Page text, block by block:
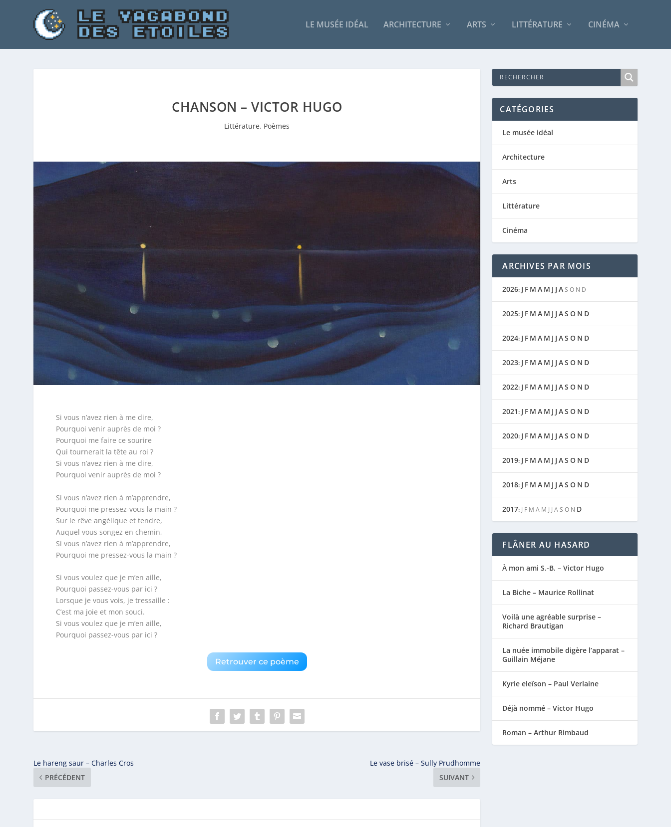
LE MUSÉE IDÉAL ARCHITECTURE ARTS LITTÉRATURE CINÉMA
CHANSON – VICTOR HUGO
Littérature, Poèmes
Si vous n’avez rien à me dire,
Pourquoi venir auprès de moi ?
Pourquoi me faire ce sourire
Qui tournerait la tête au roi ?
Si vous n’avez rien à me dire,
Pourquoi venir auprès de moi ?
Si vous n’avez rien à m’apprendre,
Pourquoi me pressez-vous la main ?
Sur le rêve angélique et tendre,
Auquel vous songez en chemin,
Si vous n’avez rien à m’apprendre,
Pourquoi me pressez-vous la main ?
Si vous voulez que je m’en aille,
Pourquoi passez-vous par ici ?
Lorsque je vous vois, je tressaille :
C’est ma joie et mon souci.
Si vous voulez que je m’en aille,
Pourquoi passez-vous par ici ?
Retrouver ce poème
Le hareng saur – Charles Cros
PRÉCÉDENT
Le vase brisé – Sully Prudhomme
SUIVANT
CATÉGORIES
Le musée idéal
Architecture
Arts
Littérature
Cinéma
ARCHIVES PAR MOIS
2026: J F M A M J J AS O N D
2025: J F M A M J J AS O N D
2024: J F M A M J J AS O N D
2023: J F M A M J J AS O N D
2022: J F M A M J J AS O N D
2021: J F M A M J J AS O N D
2020: J F M A M J J AS O N D
2019: J F M A M J J AS O N D
2018: J F M A M J J AS O N D
2017: J F M A M J J AS O N D
FLÂNER AU HASARD
À mon ami S.-B. – Victor Hugo
La Biche – Maurice Rollinat
Voilà une agréable surprise –
Richard Brautigan
La nuée immobile digère l’apparat –
Guillain Méjane
Kyrie eleïson – Paul Verlaine
Déjà nommé – Victor Hugo
Roman – Arthur Rimbaud